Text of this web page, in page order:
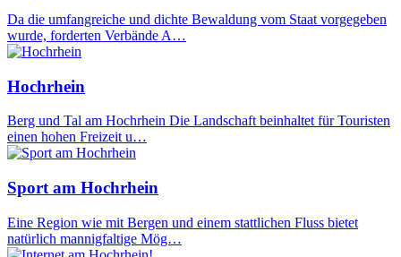
Da die umfangreiche und dichte Bewaldung vom Staat vorgegeben
wurde, forderten Verbände A…
Hochrhein
Berg und Tal am Hochrhein Die Landschaft beinhaltet für Touristen
einen hohen Freizeit u…
Sport am Hochrhein
Eine Region wie mit Bergen und einem stattlichen Fluss bietet
natürlich mannigfaltige Mög…